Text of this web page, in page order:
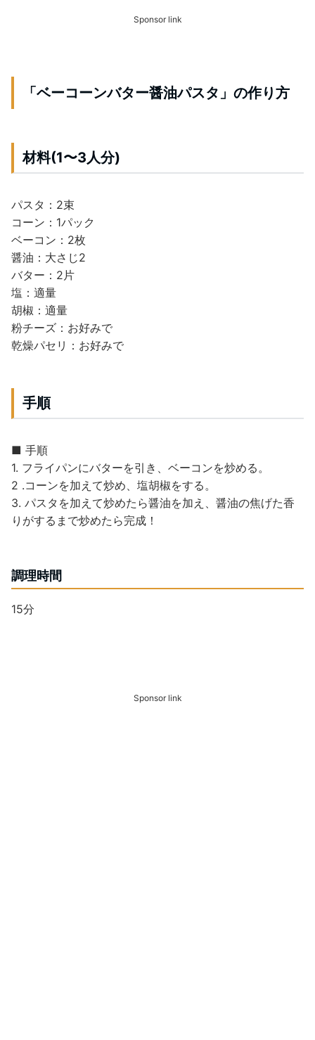
Sponsor link
「ベーコーンバター醤油パスタ」の作り方
材料(1〜3人分)
パスタ：2束
コーン：1パック
ベーコン：2枚
醤油：大さじ2
バター：2片
塩：適量
胡椒：適量
粉チーズ：お好みで
乾燥パセリ：お好みで
手順
■ 手順
1. フライパンにバターを引き、ベーコンを炒める。
2 .コーンを加えて炒め、塩胡椒をする。
3. パスタを加えて炒めたら醤油を加え、醤油の焦げた香
りがするまで炒めたら完成！
調理時間
15分
Sponsor link